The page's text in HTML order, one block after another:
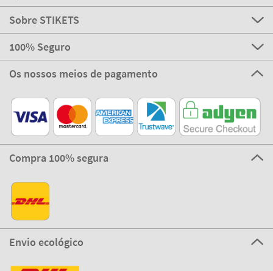
Sobre STIKETS
100% Seguro
Os nossos meios de pagamento
Compra 100% segura
Envio ecológico